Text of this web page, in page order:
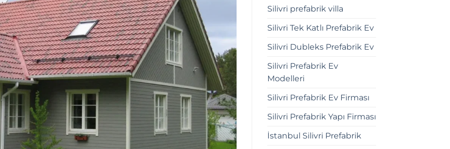
Silivri prefabrik villa
Silivri Tek Katlı Prefabrik Ev
Silivri Dubleks Prefabrik Ev
Silivri Prefabrik Ev
Modelleri
Silivri Prefabrik Ev Firması
Silivri Prefabrik Yapı Firması
İstanbul Silivri Prefabrik